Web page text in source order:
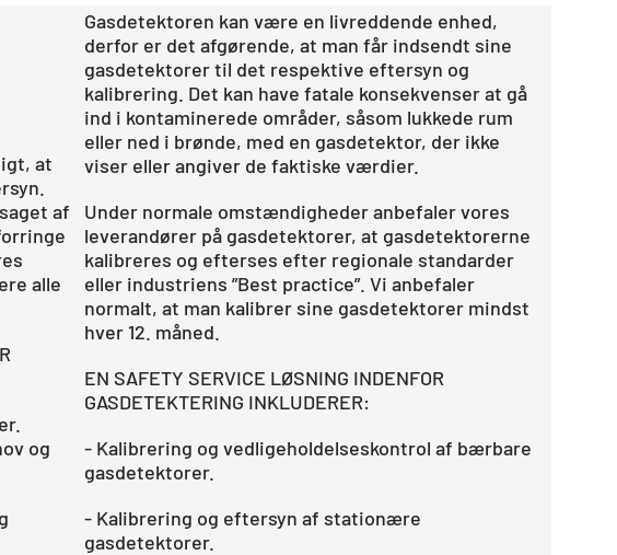
at
af
alle
og
Gasdetektoren kan være en livreddende enhed,
derfor er det afgørende, at man får indsendt sine
gasdetektorer til det respektive eftersyn og
kalibrering. Det kan have fatale konsekvenser at gå
ind i kontaminerede områder, såsom lukkede rum
eller ned i brønde, med en gasdetektor, der ikke
viser eller angiver de faktiske værdier.
Under normale omstændigheder anbefaler vores
leverandører på gasdetektorer, at gasdetektorerne
kalibreres og efterses efter regionale standarder
eller industriens ”Best practice”. Vi anbefaler
normalt, at man kalibrer sine gasdetektorer mindst
hver 12. måned.
EN SAFETY SERVICE LØSNING INDENFOR
GASDETEKTERING INKLUDERER:
- Kalibrering og vedligeholdelseskontrol af bærbare
gasdetektorer.
- Kalibrering og eftersyn af stationære
gasdetektorer.